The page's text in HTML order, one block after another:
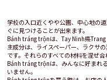
学校の入口近くやや公園、中心地の
ぐに見つけることが出来ます。
Bánh tráng trộnは、Tay Ninh県Trang
主成分は、ライスペーパー、ラクサ
です。それらのすべての材料を混ぜ合
Bánh tráng trộnは、みんなに好まれ
いません。